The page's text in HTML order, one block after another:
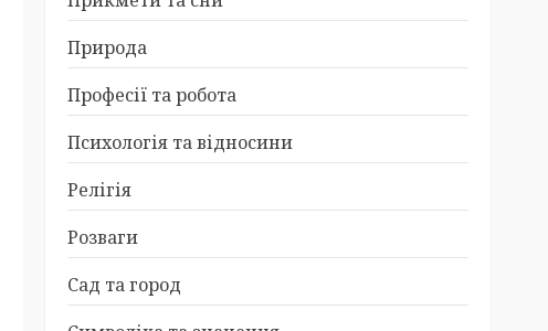
Природа
Професії та робота
Психологія та відносини
Релігія
Розваги
Сад та город